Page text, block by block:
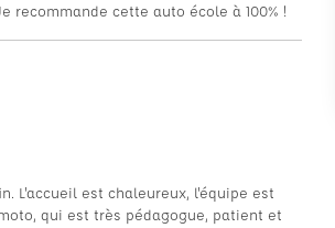
recommande cette auto école à 100% !
L'accueil est chaleureux, l'équipe est
qui est très pédagogue, patient et